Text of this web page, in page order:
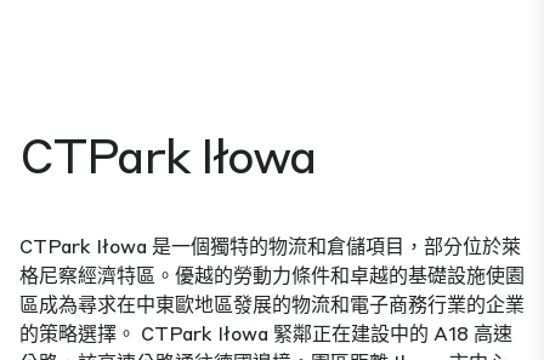
CTPark Iłowa
CTPark Iłowa 是一個獨特的物流和倉儲項目，部分位於萊
格尼察經濟特區。優越的勞動力條件和卓越的基礎設施使園
區成為尋求在中東歐地區發展的物流和電子商務行業的企業
的策略選擇。 CTPark Iłowa 緊鄰正在建設中的 A18 高速